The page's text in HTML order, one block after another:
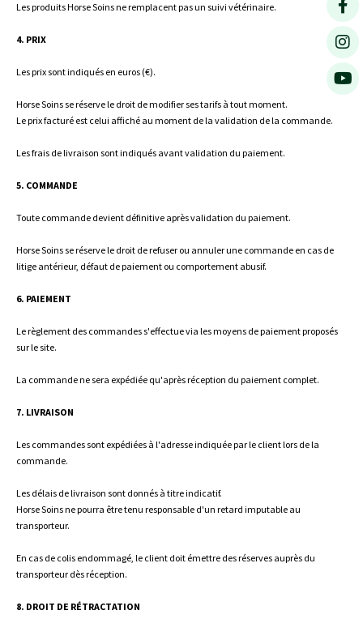
Les produits Horse Soins ne remplacent pas un suivi vétérinaire.
4. PRIX
Les prix sont indiqués en euros (€).
Horse Soins se réserve le droit de modifier ses tarifs à tout moment.
Le prix facturé est celui affiché au moment de la validation de la commande.
Les frais de livraison sont indiqués avant validation du paiement.
5. COMMANDE
Toute commande devient définitive après validation du paiement.
Horse Soins se réserve le droit de refuser ou annuler une commande en cas de
litige antérieur, défaut de paiement ou comportement abusif.
6. PAIEMENT
Le règlement des commandes s'effectue via les moyens de paiement proposés
sur le site.
La commande ne sera expédiée qu'après réception du paiement complet.
7. LIVRAISON
Les commandes sont expédiées à l'adresse indiquée par le client lors de la
commande.
Les délais de livraison sont donnés à titre indicatif.
Horse Soins ne pourra être tenu responsable d'un retard imputable au
transporteur.
En cas de colis endommagé, le client doit émettre des réserves auprès du
transporteur dès réception.
8. DROIT DE RÉTRACTATION